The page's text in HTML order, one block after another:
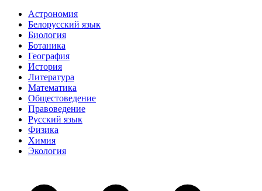
Астрономия
Белорусский язык
Биология
Ботаника
География
История
Литература
Математика
Общестоведение
Правоведение
Русский язык
Физика
Химия
Экология